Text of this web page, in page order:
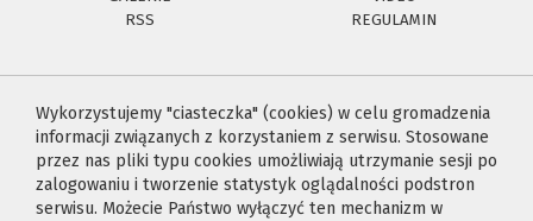
RSS
REGULAMIN
Wykorzystujemy "ciasteczka" (cookies) w celu gromadzenia
informacji związanych z korzystaniem z serwisu. Stosowane
przez nas pliki typu cookies umożliwiają utrzymanie sesji po
zalogowaniu i tworzenie statystyk oglądalności podstron
serwisu. Możecie Państwo wyłączyć ten mechanizm w